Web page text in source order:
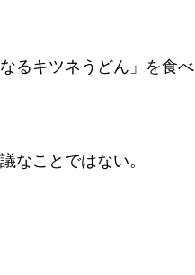
るキツネうどん」を食べ
なことではない。